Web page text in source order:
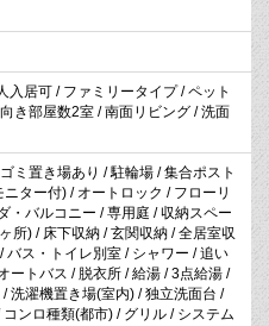
入居可 / ファミリータイプ / ペット
き部屋数2室 / 南面リビング / 洗面
ミ置き場あり / 駐輪場 / 集合ポスト
ター付) / オートロック / フローリ
・バルコニー / 専用庭 / 収納スペー
所) / 床下収納 / 玄関収納 / 全居室収
バス・トイレ別室 / シャワー / 追い
ートバス / 脱衣所 / 給湯 / 3点給湯 /
洗濯機置き場(室内) / 独立洗面台 /
ンロ種類(都市) / グリル / システム